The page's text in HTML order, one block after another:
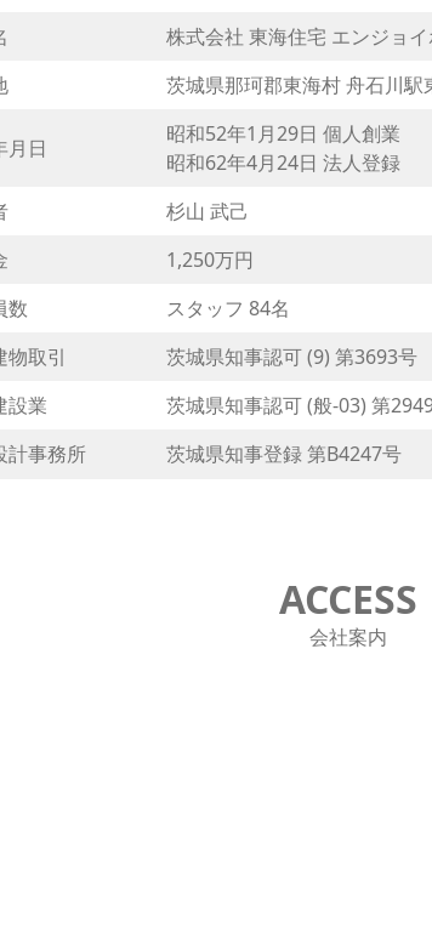
株式会社 東海住宅 エンジョ
茨城県那珂郡東海村 舟石川
月日
昭和52年1月29日 個人創業
昭和62年4月24日 法人登録
杉山 武己
1,250万円
数
スタッフ 84名
物取引
茨城県知事認可 (9) 第3693号
設業
茨城県知事認可 (般-03) 第
計事務所
茨城県知事登録 第B4247号
ACCESS
会社案内